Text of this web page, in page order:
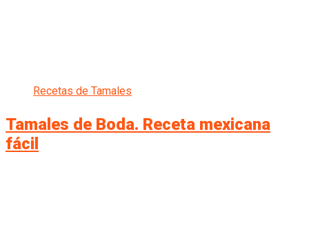
Recetas de Tamales
Tamales de Boda. Receta mexicana
fácil